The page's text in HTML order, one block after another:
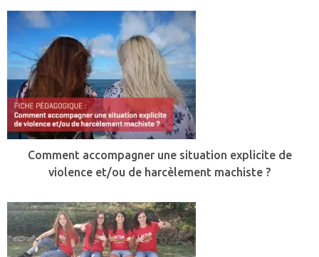
Comment accompagner une situation explicite de
violence et/ou de harcèlement machiste ?